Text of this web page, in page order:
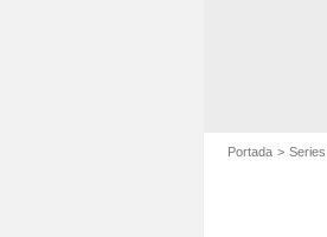
Portada Series